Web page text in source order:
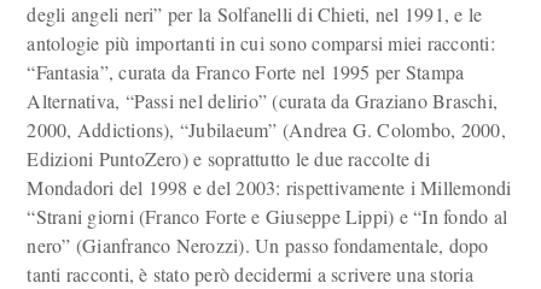
degli angeli neri” per la Solfanelli di Chieti, nel 1991, e le
antologie più importanti in cui sono comparsi miei racconti:
“Fantasia”, curata da Franco Forte nel 1995 per Stampa
Alternativa, “Passi nel delirio” (curata da Graziano Braschi,
2000, Addictions), “Jubilaeum” (Andrea G. Colombo, 2000,
Edizioni PuntoZero) e soprattutto le due raccolte di
Mondadori del 1998 e del 2003: rispettivamente i Millemondi
“Strani giorni (Franco Forte e Giuseppe Lippi) e “In fondo al
nero” (Gianfranco Nerozzi). Un passo fondamentale, dopo
tanti racconti, è stato però decidermi a scrivere una storia